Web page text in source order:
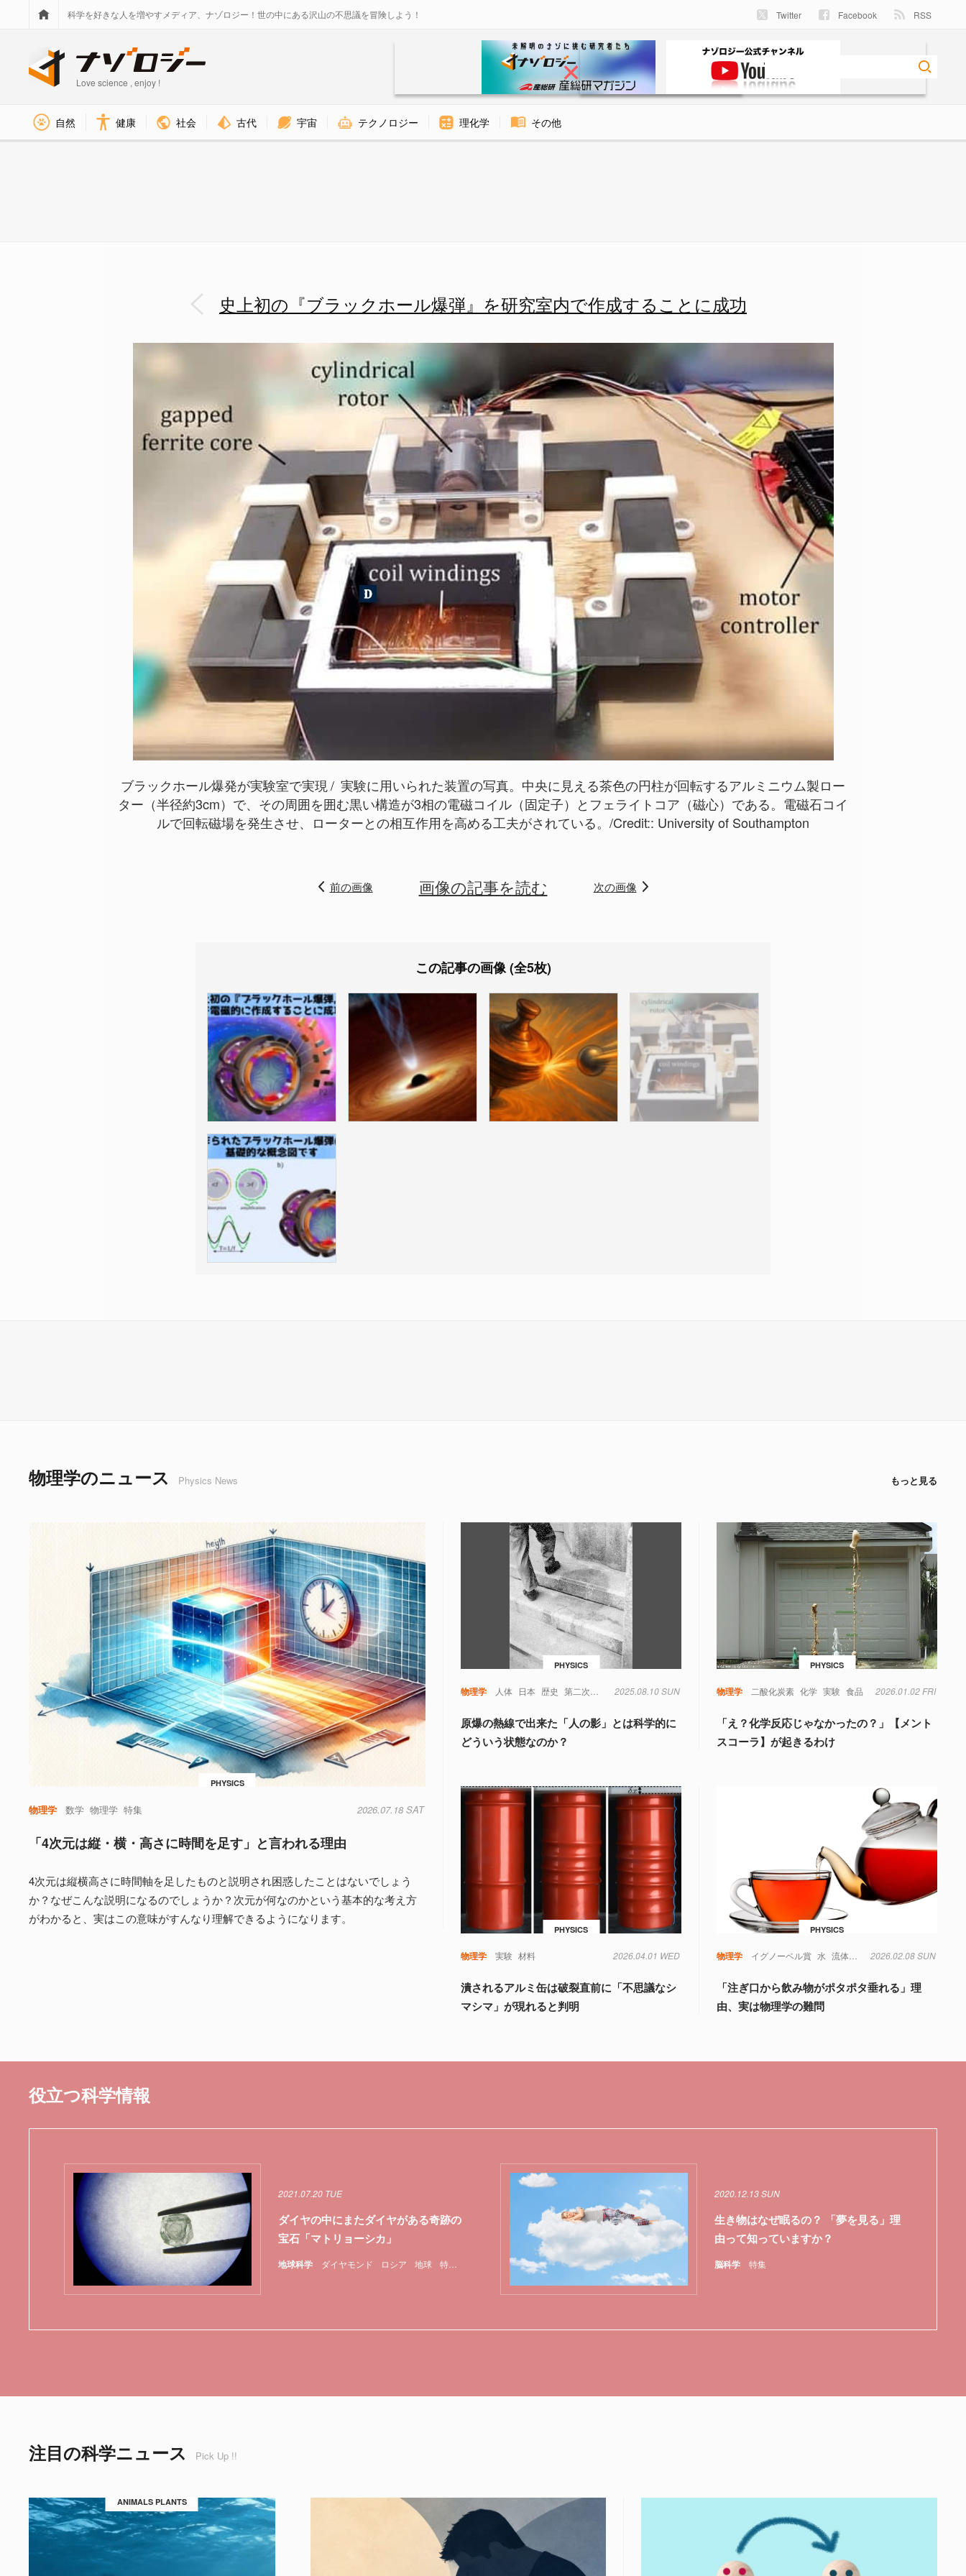
科学を好きな人を増やすメディア、ナゾロジー！世の中にある沢山の不思議を冒険しよう！ Twitter Facebook RSS
Love science , enjoy !
自然 健康 社会 古代 宇宙 テクノロジー 理化学 その他
史上初の『ブラックホール爆弾』を研究室内で作成することに成功
ブラックホール爆発が実験室で実現
実験に用いられた装置の写真。中央に見える茶色の円柱が回転するアルミニウム製ロー
ター（半径約3cm）で、その周囲を囲む黒い構造が3相の電磁コイル（固定子）とフェライトコア（磁心）である。電磁石コイ
ルで回転磁場を発生させ、ローターとの相互作用を高める工夫がされている。/Credit:: University of Southampton
前の画像 画像の記事を読む 次の画像
この記事の画像 (全5枚)
物理学のニュース Physics News もっと見る
PHYSICS
物理学 数学 物理学 特集 2026.07.18 SAT
「4次元は縦・横・高さに時間を足す」と言われる理由
4次元は縦横高さに時間軸を足したものと説明され困惑したことはないでしょう
か？なぜこんな説明になるのでしょうか？次元が何なのかという基本的な考え方
がわかると、実はこの意味がすんなり理解できるようになります。
PHYSICS
物理学 人体 日本 歴史 第二次世界大戦 2025.08.10 SUN
原爆の熱線で出来た「人の影」とは科学的に
どういう状態なのか？
PHYSICS
物理学 二酸化炭素 化学 実験 食品 2026.01.02 FRI
「え？化学反応じゃなかったの？」【メント
スコーラ】が起きるわけ
PHYSICS
物理学 実験 材料 2026.04.01 WED
潰されるアルミ缶は破裂直前に「不思議なシ
マシマ」が現れると判明
PHYSICS
物理学 イグノーベル賞 水 流体力学 物理学
2026.02.08 SUN
「注ぎ口から飲み物がポタポタ垂れる」理
由、実は物理学の難問
役立つ科学情報
地球科学 ダイヤモンド ロシア 地球 特集
2021.07.20 TUE
ダイヤの中にまたダイヤがある奇跡の
宝石「マトリョーシカ」
脳科学 特集
2020.12.13 SUN
生き物はなぜ眠るの？ 「夢を見る」理
由って知っていますか？
注目の科学ニュース Pick Up !!
ANIMALS PLANTS